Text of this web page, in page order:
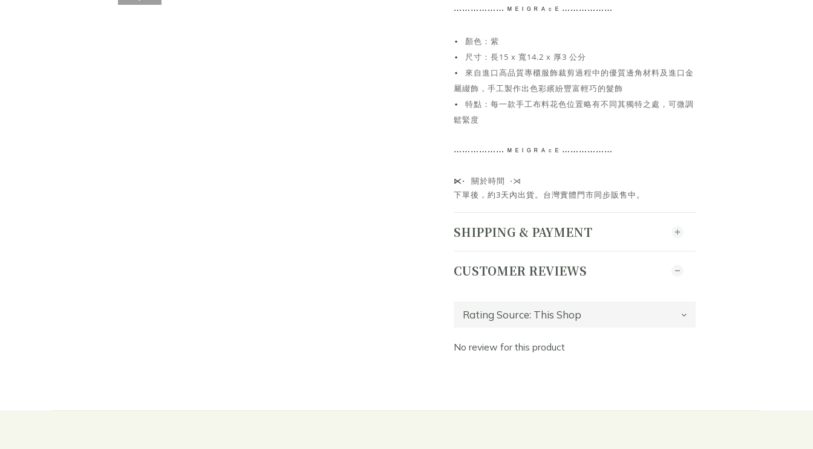
⋯⋯ ⋯⋯⋯⋯ ᴹ ᴱ ᴵ ᴳ ᴿ ᴬ ᶜ ᴱ ⋯⋯⋯⋯ ⋯⋯
⋆ 顏色：紫
⋆ 尺寸： 長15 x 寬14.2 x 厚3 公分
⋆ 來自進口高品質專櫃服飾裁剪過程中的優質邊角材料及進口金
屬綴飾，手工製作出色彩繽紛豐富輕巧的髮飾
⋆ 特點：每一款手工布料花色位置略有不同其獨特之處，可微調
鬆緊度
⋯⋯ ⋯⋯⋯⋯ ᴹ ᴱ ᴵ ᴳ ᴿ ᴬ ᶜ ᴱ ⋯⋯⋯⋯ ⋯⋯
⋉⋅ 關於時間 ⋅⋊
下單後，約3天內出貨。台灣實體門市同步販售中。
SHIPPING & PAYMENT
CUSTOMER REVIEWS
No review for this product